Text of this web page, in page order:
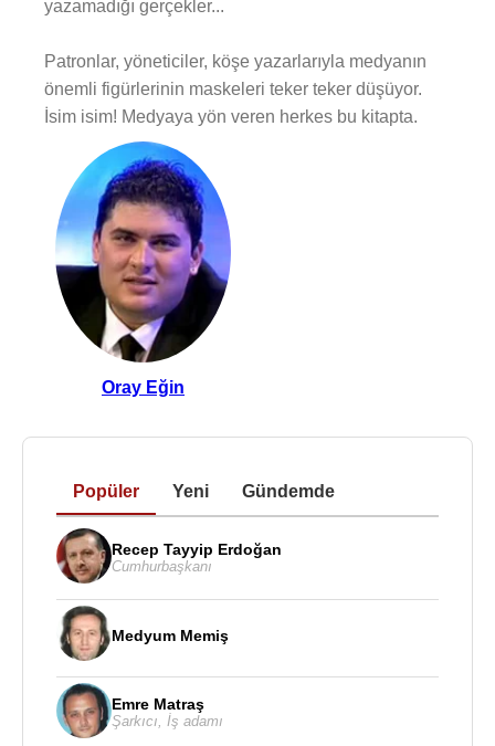
yazamadığı gerçekler...
Patronlar, yöneticiler, köşe yazarlarıyla medyanın
önemli figürlerinin maskeleri teker teker düşüyor.
İsim isim! Medyaya yön veren herkes bu kitapta.
Oray Eğin
Popüler Yeni Gündemde
Recep Tayyip Erdoğan
Cumhurbaşkanı
Medyum Memiş
Emre Matraş
Şarkıcı, İş adamı